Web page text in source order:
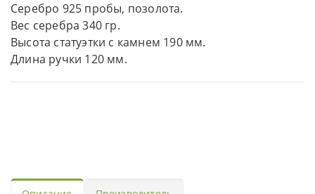
Серебро 925 пробы, позолота.
Вес серебра 340 гр.
Высота статуэтки с камнем 190 мм.
Длина ручки 120 мм.